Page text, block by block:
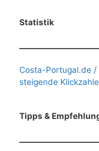
Statistik
Costa-Portugal.de
steigende
Tipps &